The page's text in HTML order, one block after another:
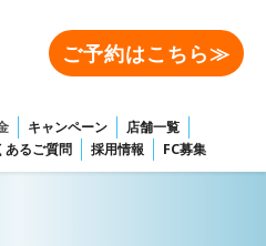
ご予約はこちら≫
キャンペーン
店舗一覧
あるご質問 採用情報 FC募集